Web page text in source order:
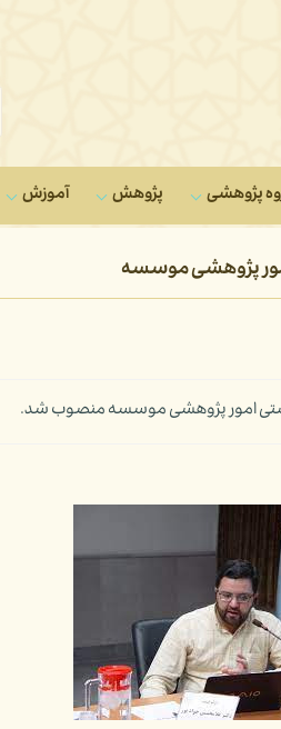
پژوهشی پژوهش آموزش
پژوهشی موسسه
امور پژوهشی موسسه منصوب شد.